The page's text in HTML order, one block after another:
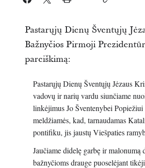
Pastarųjų Dienų Šventųjų
Bažnyčios Pirmoji
pareiškimą:
Pastarųjų Dienų Šventųjų Jėzaus
vadovų ir narių vardu siunčiame
linkėjimus Jo Šventenybei
meldžiamės, kad, tarnaudamas
pontifiku, jis jaustų Viešpaties
Jaučiame didelę garbę ir malonumą
bažnyčioms drauge puoselėjant